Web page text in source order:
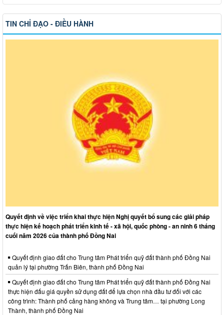
TIN CHỈ ĐẠO - ĐIỀU HÀNH
Quyết định về việc triển khai thực hiện Nghị quyết bổ sung các giải pháp
thực hiện kế hoạch phát triển kinh tế - xã hội, quốc phòng - an ninh 6 tháng
cuối năm 2026 của thành phố Đồng Nai
Quyết định giao đất cho Trung tâm Phát triển quỹ đất thành phố Đồng Nai
quản lý tại phường Trấn Biên, thành phố Đồng Nai
Quyết định giao đất cho Trung tâm Phát triển quỹ đất thành phố Đồng Nai
thực hiện đấu giá quyền sử dụng đất để lựa chọn nhà đầu tư đối với các
công trình: Thành phố cảng hàng không và Trung tâm… tại phường Long
Thành, thành phố Đồng Nai